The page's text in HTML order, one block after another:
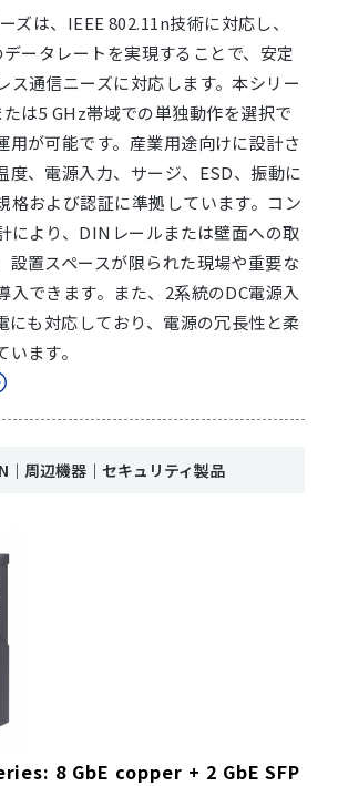
ズは、IEEE 802.11n技術に対応し、
ータレートを実現することで、安定
ス通信ニーズに対応します。本シリー
は5 GHz帯域での単独動作を選択で
用が可能です。産業用途向けに設計さ
度、電源入力、サージ、ESD、振動に
格および認証に準拠しています。コン
により、DINレールまたは壁面への取
設置スペースが限られた現場や重要な
入できます。また、2系統のDC電源入
にも対応しており、電源の冗長性と柔
ます。
｜周辺機器｜セキュリティ製品
8 GbE copper + 2 GbE SFP